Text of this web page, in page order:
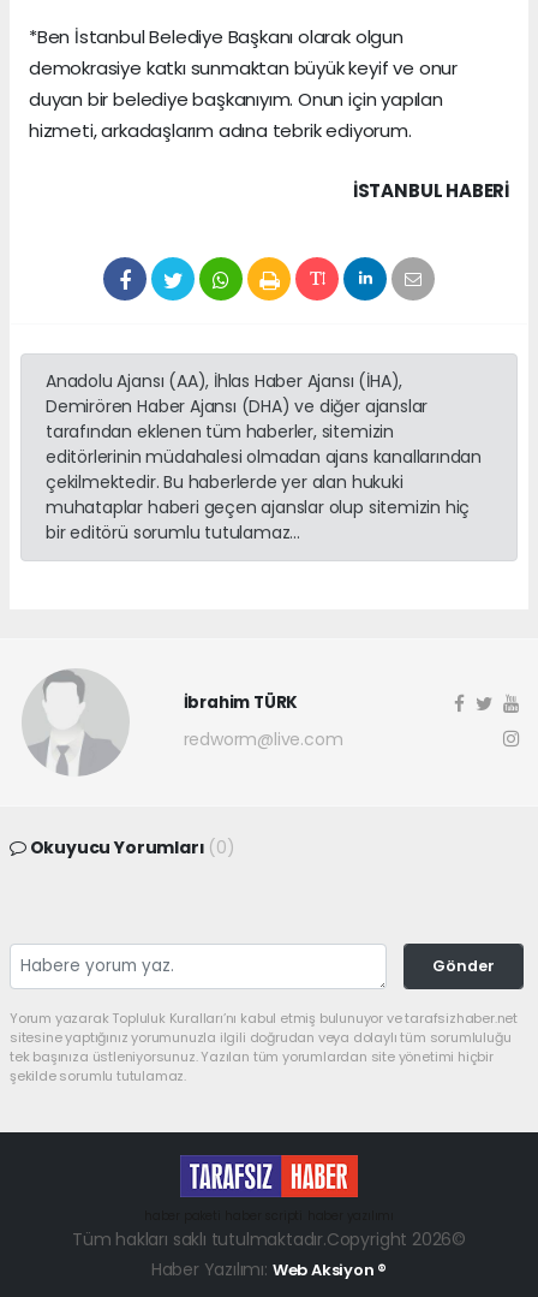
*Ben İstanbul Belediye Başkanı olarak olgun
demokrasiye katkı sunmaktan büyük keyif ve onur
duyan bir belediye başkanıyım. Onun için yapılan
hizmeti, arkadaşlarım adına tebrik ediyorum.
İSTANBUL HABERİ
Anadolu Ajansı (AA), İhlas Haber Ajansı (İHA),
Demirören Haber Ajansı (DHA) ve diğer ajanslar
tarafından eklenen tüm haberler, sitemizin
editörlerinin müdahalesi olmadan ajans kanallarından
çekilmektedir. Bu haberlerde yer alan hukuki
muhataplar haberi geçen ajanslar olup sitemizin hiç
bir editörü sorumlu tutulamaz...
İbrahim TÜRK
redworm@live.com
Okuyucu Yorumları (0)
Gönder
Yorum yazarak Topluluk Kuralları’nı kabul etmiş bulunuyor ve tarafsizhaber.net
sitesine yaptığınız yorumunuzla ilgili doğrudan veya dolaylı tüm sorumluluğu
tek başınıza üstleniyorsunuz. Yazılan tüm yorumlardan site yönetimi hiçbir
şekilde sorumlu tutulamaz.
Tüm hakları saklı tutulmaktadır.Copyright 2026©
Haber Yazılımı: Web Aksiyon ®